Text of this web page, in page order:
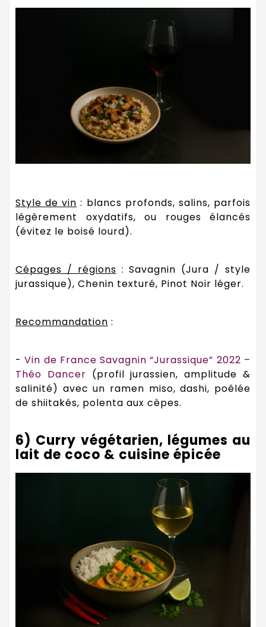
Style de vin : blancs profonds, salins, parfois
légèrement oxydatifs, ou rouges élancés
(évitez le boisé lourd).
Cépages / régions : Savagnin (Jura / style
jurassique), Chenin texturé, Pinot Noir léger.
Recommandation :
-Vin de France Savagnin “Jurassique” 2022 –
Théo Dancer (profil jurassien, amplitude &
salinité) avec un ramen miso, dashi, poêlée
de shiitakés, polenta aux cèpes.
6) Curry végétarien, légumes au
lait de coco & cuisine épicée